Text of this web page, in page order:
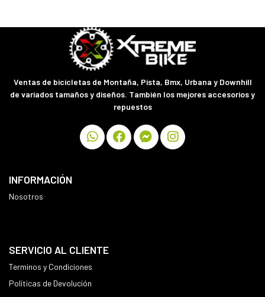
Ventas de bicicletas de Montaña, Pista, Bmx, Urbana y Downhill
de variados tamaños y diseños. También los mejores accesorios y
repuestos
INFORMACIÓN
Nosotros
SERVICIO AL CLIENTE
Terminos y Condiciones
Políticas de Devolución